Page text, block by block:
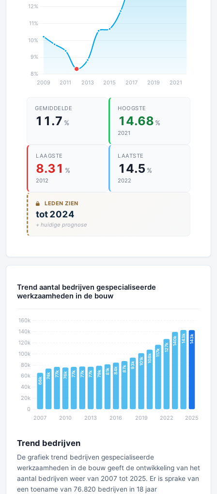
GEMIDDELDE
11.7 %
HOOGSTE
14.68 %
2021
LAAGSTE
8.31 %
2012
LAATSTE
14.5 %
2022
LEDEN ZIEN
tot 2024
+ huidige prognose
Trend aantal bedrijven gespecialiseerde
werkzaamheden in de bouw
Trend bedrijven
De grafiek trend bedrijven gespecialiseerde
werkzaamheden in de bouw geeft de ontwikkeling van het
aantal bedrijven weer van 2007 tot 2025. Er is sprake van
een toename van 76.820 bedrijven in 18 jaar